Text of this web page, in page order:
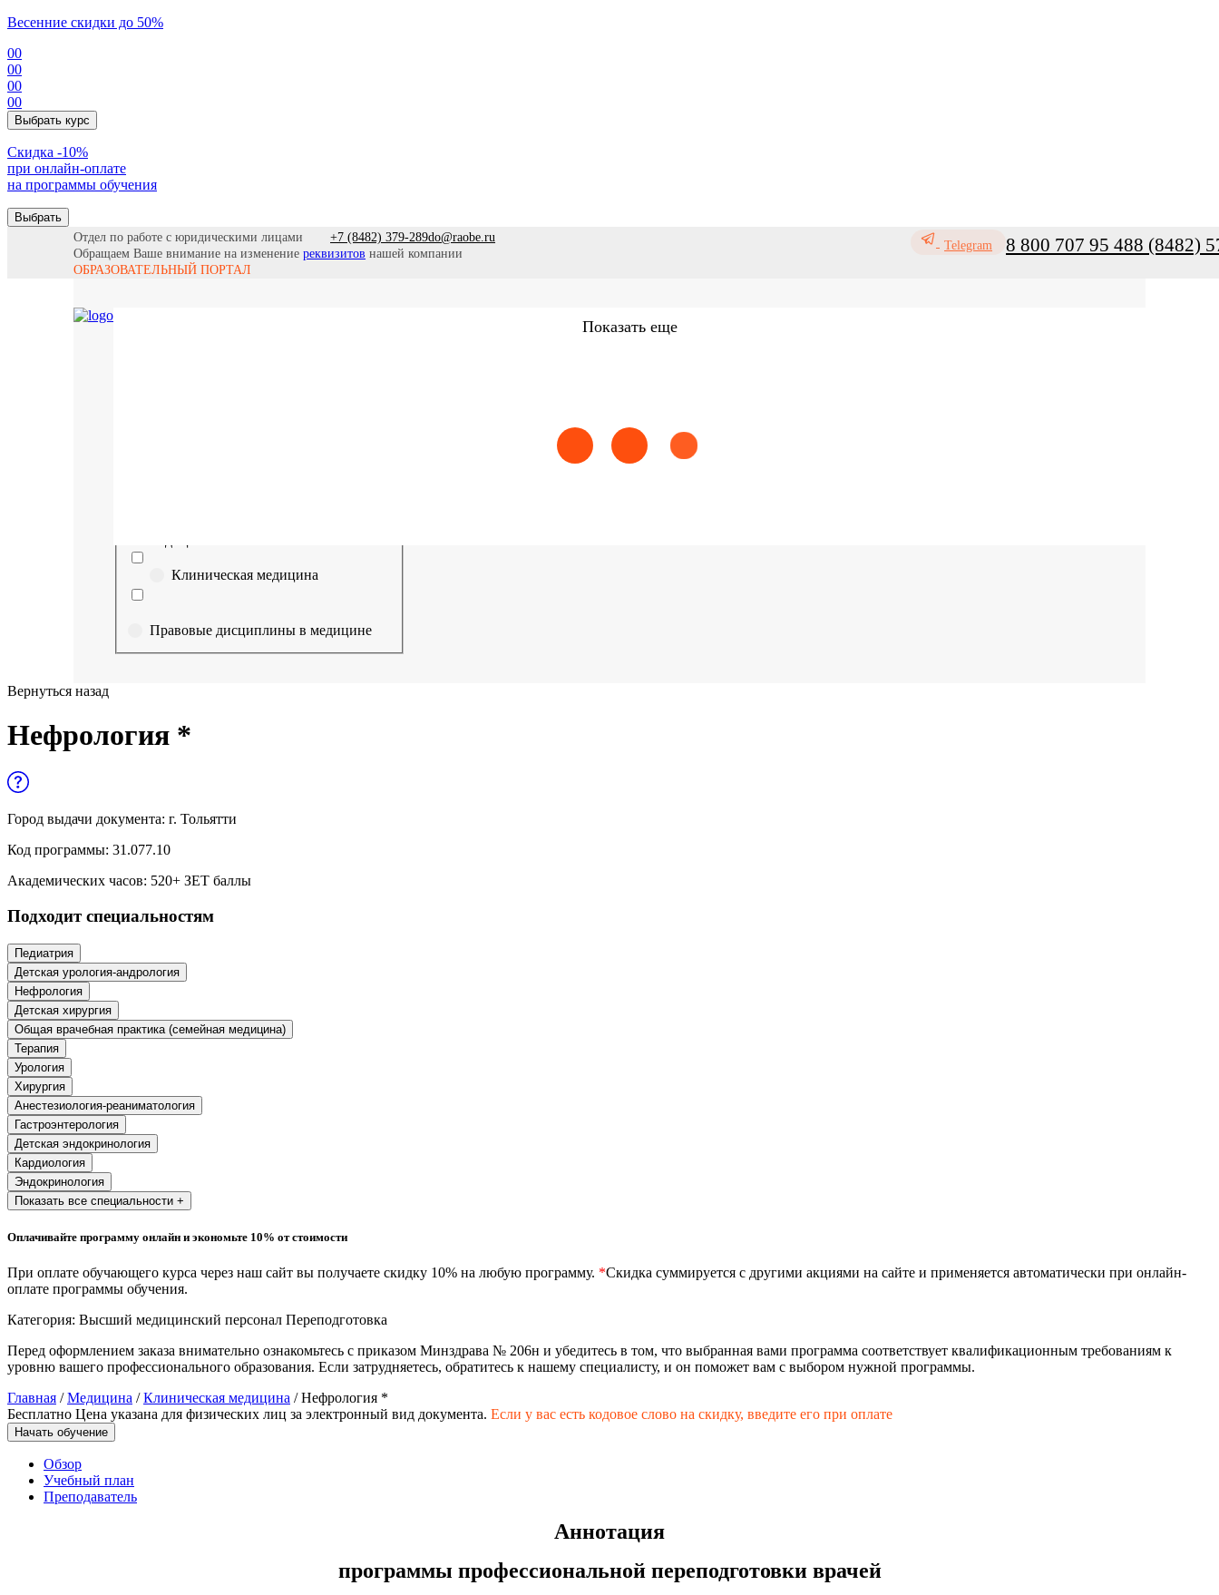
Весенние скидки до 50%
00
00
00
00
Выбрать курс
Cкидка -10%
при онлайн-оплате
на программы обучения
Выбрать
Отдел по работе с юридическими лицами
+7 (8482) 379-289do@raobe.ru
Обращаем Ваше внимание на изменениереквизитов нашей компании
ОБРАЗОВАТЕЛЬНЫЙ ПОРТАЛ
Telegram 8 800 707 95 488 (8482)
Показать еще
Эпидемиология
Клиническая медицина
Правовые дисциплины в медицине
Управленческие дисциплины в
медицине
Образование и педагогические науки
Социология и социальная работа
История и археология
Психологические науки
Техносферная безопасность и
промышленности
Техносферная безопасность
Экономика и управление
Вернуться назад
Нефрология *
Город выдачи документа: г. Тольятти
Код программы: 31.077.10
Академических часов: 520+ ЗЕТ баллы
Подходит специальностям
Педиатрия
Детская урология-андрология
Нефрология
Детская хирургия
Общая врачебная практика (семейная медицина)
Терапия
Урология
Хирургия
Анестезиология-реаниматология
Гастроэнтерология
Детская эндокринология
Кардиология
Эндокринология
Показать все специальности +
Оплачивайте программу онлайн и экономьте 10% от стоимости
При оплате обучающего курса через наш сайт вы получаете скидку 10% на любую программу. *Скидка суммируется с другими акциями на сайте и применяется автоматически при онлайн-
оплате программы обучения.
Категория: Высший медицинский персонал Переподготовка
Перед оформлением заказа внимательно ознакомьтесь с приказом Минздрава № 206н и убедитесь в том, что выбранная вами программа соответствует квалификационным требованиям к
уровню вашего профессионального образования. Если затрудняетесь, обратитесь к нашему специалисту, и он поможет вам с выбором нужной программы.
Главная /Медицина /Клиническая медицина / Нефрология *
Бесплатно Цена указана для физических лиц за электронный вид документа. Если у вас есть кодовое слово на скидку, введите его при оплате
Начать обучение
Обзор
Учебный план
Преподаватель
Аннотация
программы профессиональной переподготовки врачей